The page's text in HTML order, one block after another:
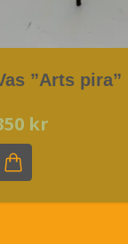
”Arts pira”
kr